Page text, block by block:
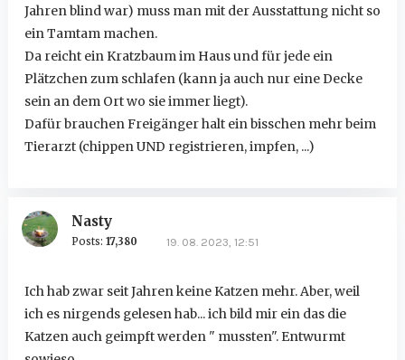
Jahren blind war) muss man mit der Ausstattung nicht so
ein Tamtam machen.
Da reicht ein Kratzbaum im Haus und für jede ein
Plätzchen zum schlafen (kann ja auch nur eine Decke
sein an dem Ort wo sie immer liegt).
Dafür brauchen Freigänger halt ein bisschen mehr beim
Tierarzt (chippen UND registrieren, impfen, ...)
Nasty
Posts: 17,380 19. 08. 2023, 12:51
Ich hab zwar seit Jahren keine Katzen mehr. Aber, weil
ich es nirgends gelesen hab... ich bild mir ein das die
Katzen auch geimpft werden " mussten". Entwurmt